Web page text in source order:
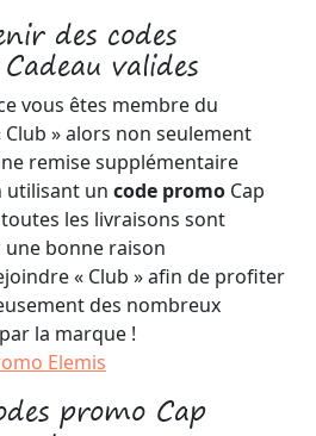
des codes
valides
vous êtes membre du
» alors non seulement
remise supplémentaire
utilisant un code promo Cap
les livraisons sont
bonne raison
« Club » afin de profiter
des nombreux
la marque !
Elemis
promo Cap